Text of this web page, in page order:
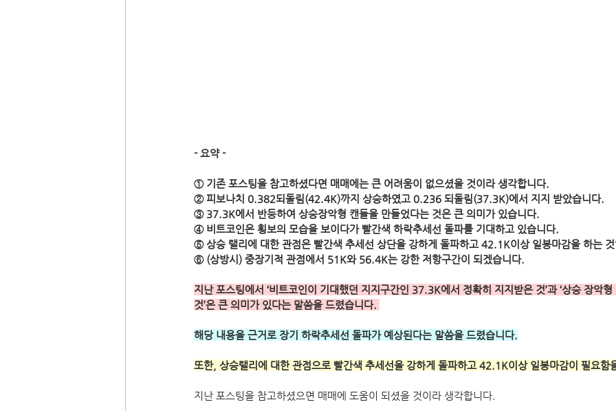
- 요약 -
① 기존 포스팅을 참고하셨다면 매매에는 큰 어려움이 없으셨을 것이라 생각합니다.
② 피보나치 0.382되돌림(42.4K)까지 상승하였고 0.236 되돌림(37.3K)에서 지지 받았습니다.
③ 37.3K에서 반등하여 상승장악형 캔들을 만들었다는 것은 큰 의미가 있습니다.
④ 비트코인은 횡보의 모습을 보이다가 빨간색 하락추세선 돌파를 기대하고 있습니다.
⑤ 상승 랠리에 대한 관점은 빨간색 추세선 상단을 강하게 돌파하고 42.1K이상 일봉마감을 하는
⑥ (상방시) 중장기적 관점에서 51K와 56.4K는 강한 저항구간이 되겠습니다.
지난 포스팅에서 ‘비트코인이 기대했던 지지구간인 37.3K에서 정확히 지지받은 것’과 ‘상승 장악
것’은 큰 의미가 있다는 말씀을 드렸습니다.
해당 내용을 근거로 장기 하락추세선 돌파가 예상된다는 말씀을 드렸습니다.
또한, 상승랠리에 대한 관점으로 빨간색 추세선을 강하게 돌파하고 42.1K이상 일봉마감이 필요함
지난 포스팅을 참고하셨으면 매매에 도움이 되셨을 것이라 생각합니다.